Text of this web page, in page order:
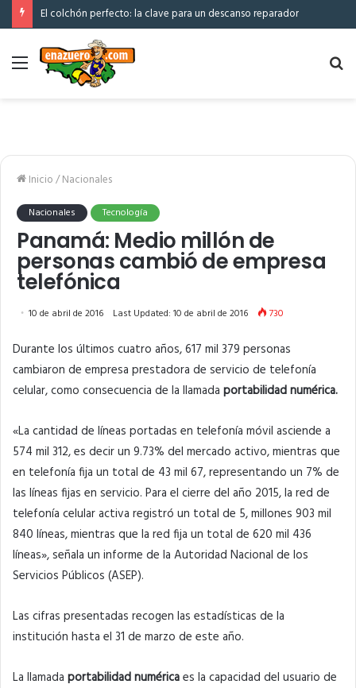
El colchón perfecto: la clave para un descanso reparador
Menú
Inicio/Nacionales
Nacionales Tecnología
Panamá: Medio millón de
personas cambió de empresa
telefónica
10 de abril de 2016 Last Updated: 10 de abril de 2016 730
Durante los últimos cuatro años, 617 mil 379 personas
cambiaron de empresa prestadora de servicio de telefonía
celular, como consecuencia de la llamada portabilidad numérica.
«La cantidad de líneas portadas en telefonía móvil asciende a
574 mil 312, es decir un 9.73% del mercado activo, mientras que
en telefonía fija un total de 43 mil 67, representando un 7% de
las líneas fijas en servicio. Para el cierre del año 2015, la red de
telefonía celular activa registró un total de 5, millones 903 mil
840 líneas, mientras que la red fija un total de 620 mil 436
líneas», señala un informe de la Autoridad Nacional de los
Servicios Públicos (ASEP).
Las cifras presentadas recogen las estadísticas de la
institución hasta el 31 de marzo de este año.
La llamada portabilidad numéricaes la capacidad del usuario de